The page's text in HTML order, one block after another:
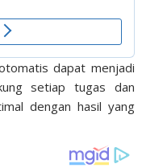
dapat menjadi
setiap tugas dan
dengan hasil yang